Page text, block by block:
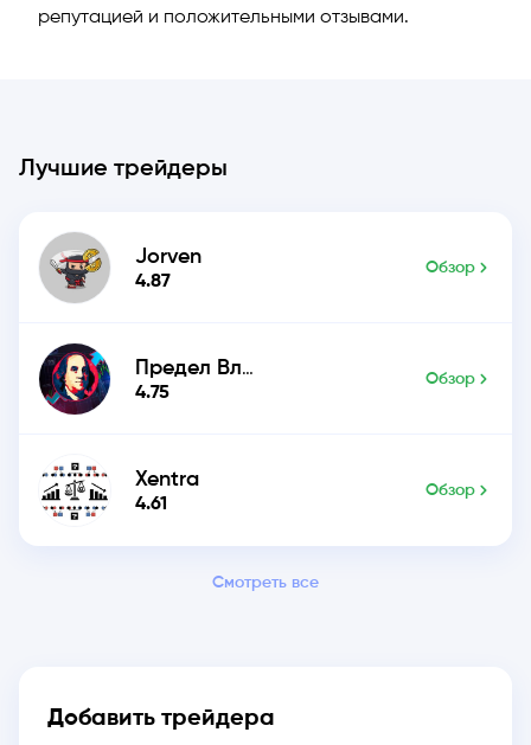
репутацией и положительными отзывами.
Лучшие трейдеры
Jorven
4.87
Обзор
Предел Влияния
4.75
Обзор
Xentra
4.61
Обзор
Смотреть все
Добавить трейдера